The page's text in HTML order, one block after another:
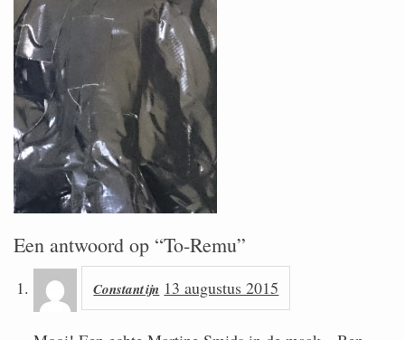
Een antwoord op “To-Remu”
Constantijn 13 augustus 2015